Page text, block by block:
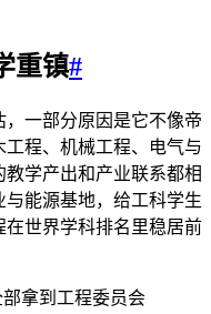
重镇#
一部分原因是它不像帝
程、机械工程、电气与
学产出和产业联系都相
能源基地，给工科学生
世界学科排名里稳居前
拿到工程委员会